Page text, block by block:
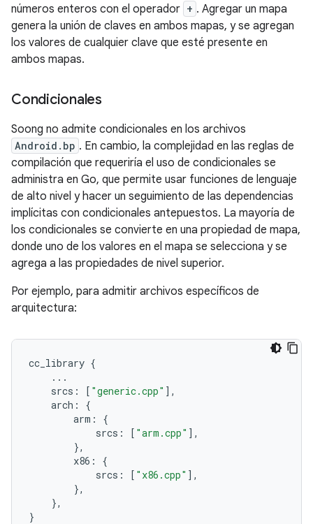
números enteros con el operador + . Agregar un mapa
genera la unión de claves en ambos mapas, y se agregan
los valores de cualquier clave que esté presente en
ambos mapas.
Condicionales
Soong no admite condicionales en los archivos
Android.bp . En cambio, la complejidad en las reglas de
compilación que requeriría el uso de condicionales se
administra en Go, que permite usar funciones de lenguaje
de alto nivel y hacer un seguimiento de las dependencias
implícitas con condicionales antepuestos. La mayoría de
los condicionales se convierte en una propiedad de mapa,
donde uno de los valores en el mapa se selecciona y se
agrega a las propiedades de nivel superior.
Por ejemplo, para admitir archivos específicos de
arquitectura:
cc_library {
...
srcs : [ "generic.cpp" ],
arch :
{
arm :
{
srcs : [ "arm.cpp" ],
},
x86 :
{
srcs : [ "x86.cpp" ],
},
},
}